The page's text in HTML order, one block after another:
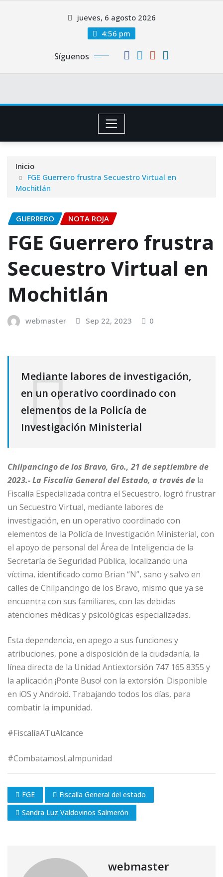
jueves, 6 agosto 2026
4:56 pm
Síguenos
Inicio
FGE Guerrero frustra Secuestro Virtual en
Mochitlán
GUERRERO NOTA ROJA
FGE Guerrero frustra
Secuestro Virtual en
Mochitlán
webmaster Sep 22, 2023 0
Mediante labores de investigación,
en un operativo coordinado con
elementos de la Policía de
Investigación Ministerial
Chilpancingo de los Bravo, Gro., 21 de septiembre de
2023.- La Fiscalía General del Estado, a través de la
Fiscalía Especializada contra el Secuestro, logró frustrar
un Secuestro Virtual, mediante labores de
investigación, en un operativo coordinado con
elementos de la Policía de Investigación Ministerial, con
el apoyo de personal del Área de Inteligencia de la
Secretaría de Seguridad Pública, localizando una
víctima, identificado como Brian “N”, sano y salvo en
calles de Chilpancingo de los Bravo, mismo que ya se
encuentra con sus familiares, con las debidas
atenciones médicas y psicológicas especializadas.
Esta dependencia, en apego a sus funciones y
atribuciones, pone a disposición de la ciudadanía, la
línea directa de la Unidad Antiextorsión 747 165 8355 y
la aplicación ¡Ponte Buso! con la extorsión. Disponible
en iOS y Android. Trabajando todos los días, para
combatir la impunidad.
#FiscalíaATuAlcance
#CombatamosLaImpunidad
FGE
Fiscalía General del estado
Sandra Luz Valdovinos Salmerón
webmaster